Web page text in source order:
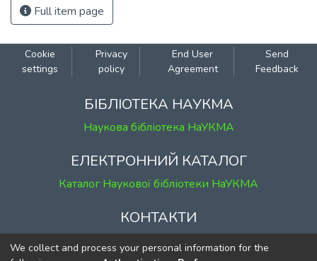
Full item page
Cookie
settings
Privacy
policy
End User
Agreement
Send
Feedback
БІБЛІОТЕКА НАУКМА
Наукова бібліотека НаУКМА
ЕЛЕКТРОННИЙ КАТАЛОГ
Каталог Наукової бібліотеки НаУКМА
КОНТАКТИ
м. Київ, вул. Григорія Сковороди, 2
We collect and process your personal information for the